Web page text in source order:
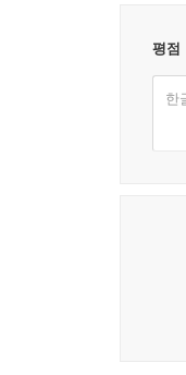
게 될
저녁놀
출간되
“내가
평점
한